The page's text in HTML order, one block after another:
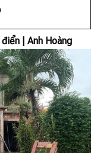
| Anh Hoàng